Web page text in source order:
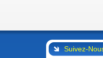
Suivez-